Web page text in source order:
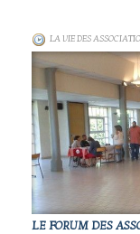
LA VIE DES
LE FORUM DES